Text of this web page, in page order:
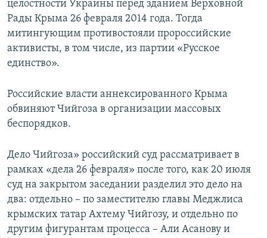
целостности Украины перед зданием Верховной
Рады Крыма 26 февраля 2014 года. Тогда
митингующим противостояли пророссийские
активисты, в том числе, из партии «Русское
единство».
Российские власти аннексированного Крыма
обвиняют Чийгоза в организации массовых
беспорядков.
Дело Чийгоза» российский суд рассматривает в
рамках «дела 26 февраля» после того, как 20 июля
суд на закрытом заседании разделил это дело на
два: отдельно – по заместителю главы Меджлиса
крымских татар Ахтему Чийгозу, и отдельно по
другим фигурантам процесса – Али Асанову и